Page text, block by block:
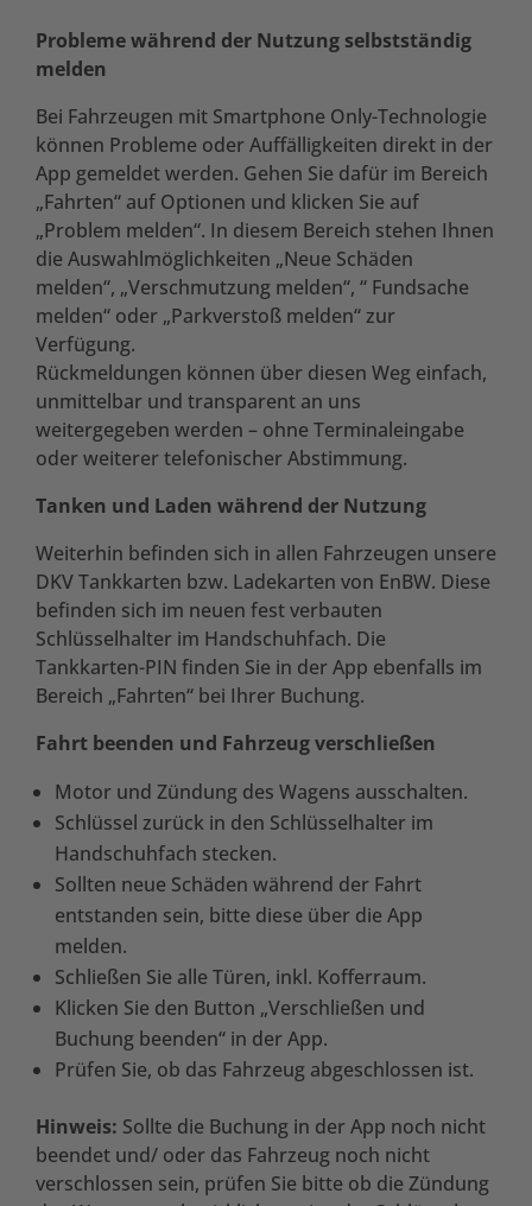
Probleme während der Nutzung selbstständig
melden
Bei Fahrzeugen mit Smartphone Only-Technologie
können Probleme oder Auffälligkeiten direkt in der
App gemeldet werden. Gehen Sie dafür im Bereich
„Fahrten“ auf Optionen und klicken Sie auf
„Problem melden“. In diesem Bereich stehen Ihnen
die Auswahlmöglichkeiten „Neue Schäden
melden“, „Verschmutzung melden“, “ Fundsache
melden“ oder „Parkverstoß melden“ zur
Verfügung.
Rückmeldungen können über diesen Weg einfach,
unmittelbar und transparent an uns
weitergegeben werden – ohne Terminaleingabe
oder weiterer telefonischer Abstimmung.
Tanken und Laden während der Nutzung
Weiterhin befinden sich in allen Fahrzeugen unsere
DKV Tankkarten bzw. Ladekarten von EnBW. Diese
befinden sich im neuen fest verbauten
Schlüsselhalter im Handschuhfach. Die
Tankkarten-PIN finden Sie in der App ebenfalls im
Bereich „Fahrten“ bei Ihrer Buchung.
Fahrt beenden und Fahrzeug verschließen
Motor und Zündung des Wagens ausschalten.
Schlüssel zurück in den Schlüsselhalter im
Handschuhfach stecken.
Sollten neue Schäden während der Fahrt
entstanden sein, bitte diese über die App
melden.
Schließen Sie alle Türen, inkl. Kofferraum.
Klicken Sie den Button „Verschließen und
Buchung beenden“ in der App.
Prüfen Sie, ob das Fahrzeug abgeschlossen ist.
Hinweis: Sollte die Buchung in der App noch nicht
beendet und/ oder das Fahrzeug noch nicht
verschlossen sein, prüfen Sie bitte ob die Zündung